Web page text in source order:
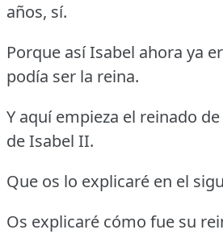
años, sí.
Porque así Isabel ahora ya
podía ser la reina.
Y aquí empieza el reinado
de Isabel II.
Que os lo explicaré en el
Os explicaré cómo fue su